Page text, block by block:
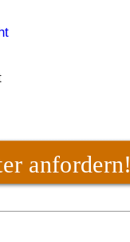
anfordern!